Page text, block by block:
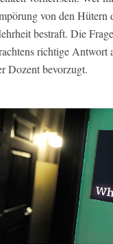
von den Hütern
bestraft. Die
richtige Antwort
Dozent bevorzugt.